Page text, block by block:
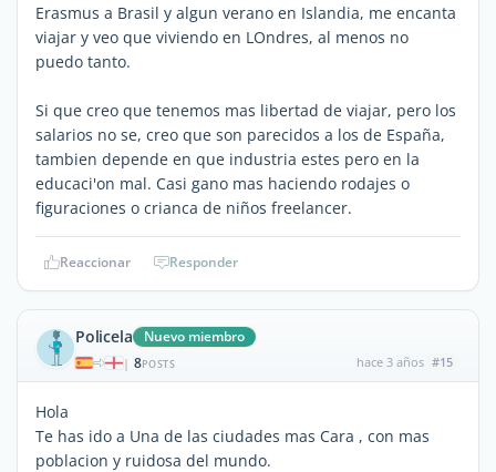
Erasmus a Brasil y algun verano en Islandia, me encanta
viajar y veo que viviendo en LOndres, al menos no
puedo tanto.
Si que creo que tenemos mas libertad de viajar, pero los
salarios no se, creo que son parecidos a los de España,
tambien depende en que industria estes pero en la
educaci'on mal. Casi gano mas haciendo rodajes o
figuraciones o crianca de niños freelancer.
Reaccionar Responder
Policela Nuevo miembro
| 8POSTS hace 3 años #15
Hola
Te has ido a Una de las ciudades mas Cara , con mas
poblacion y ruidosa del mundo.